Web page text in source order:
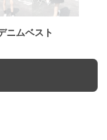
ニムベスト